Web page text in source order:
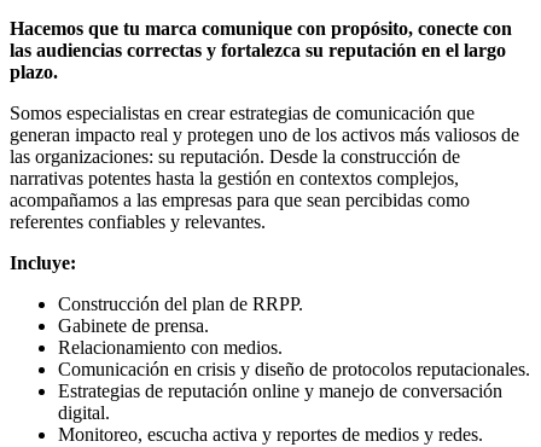
Hacemos que tu marca comunique con propósito, conecte con
las audiencias correctas y fortalezca su reputación en el largo
plazo.
Somos especialistas en crear estrategias de comunicación que
generan impacto real y protegen uno de los activos más valiosos de
las organizaciones: su reputación. Desde la construcción de
narrativas potentes hasta la gestión en contextos complejos,
acompañamos a las empresas para que sean percibidas como
referentes confiables y relevantes.
Incluye:
Construcción del plan de RRPP.
Gabinete de prensa.
Relacionamiento con medios.
Comunicación en crisis y diseño de protocolos reputacionales.
Estrategias de reputación online y manejo de conversación
digital.
Monitoreo, escucha activa y reportes de medios y redes.